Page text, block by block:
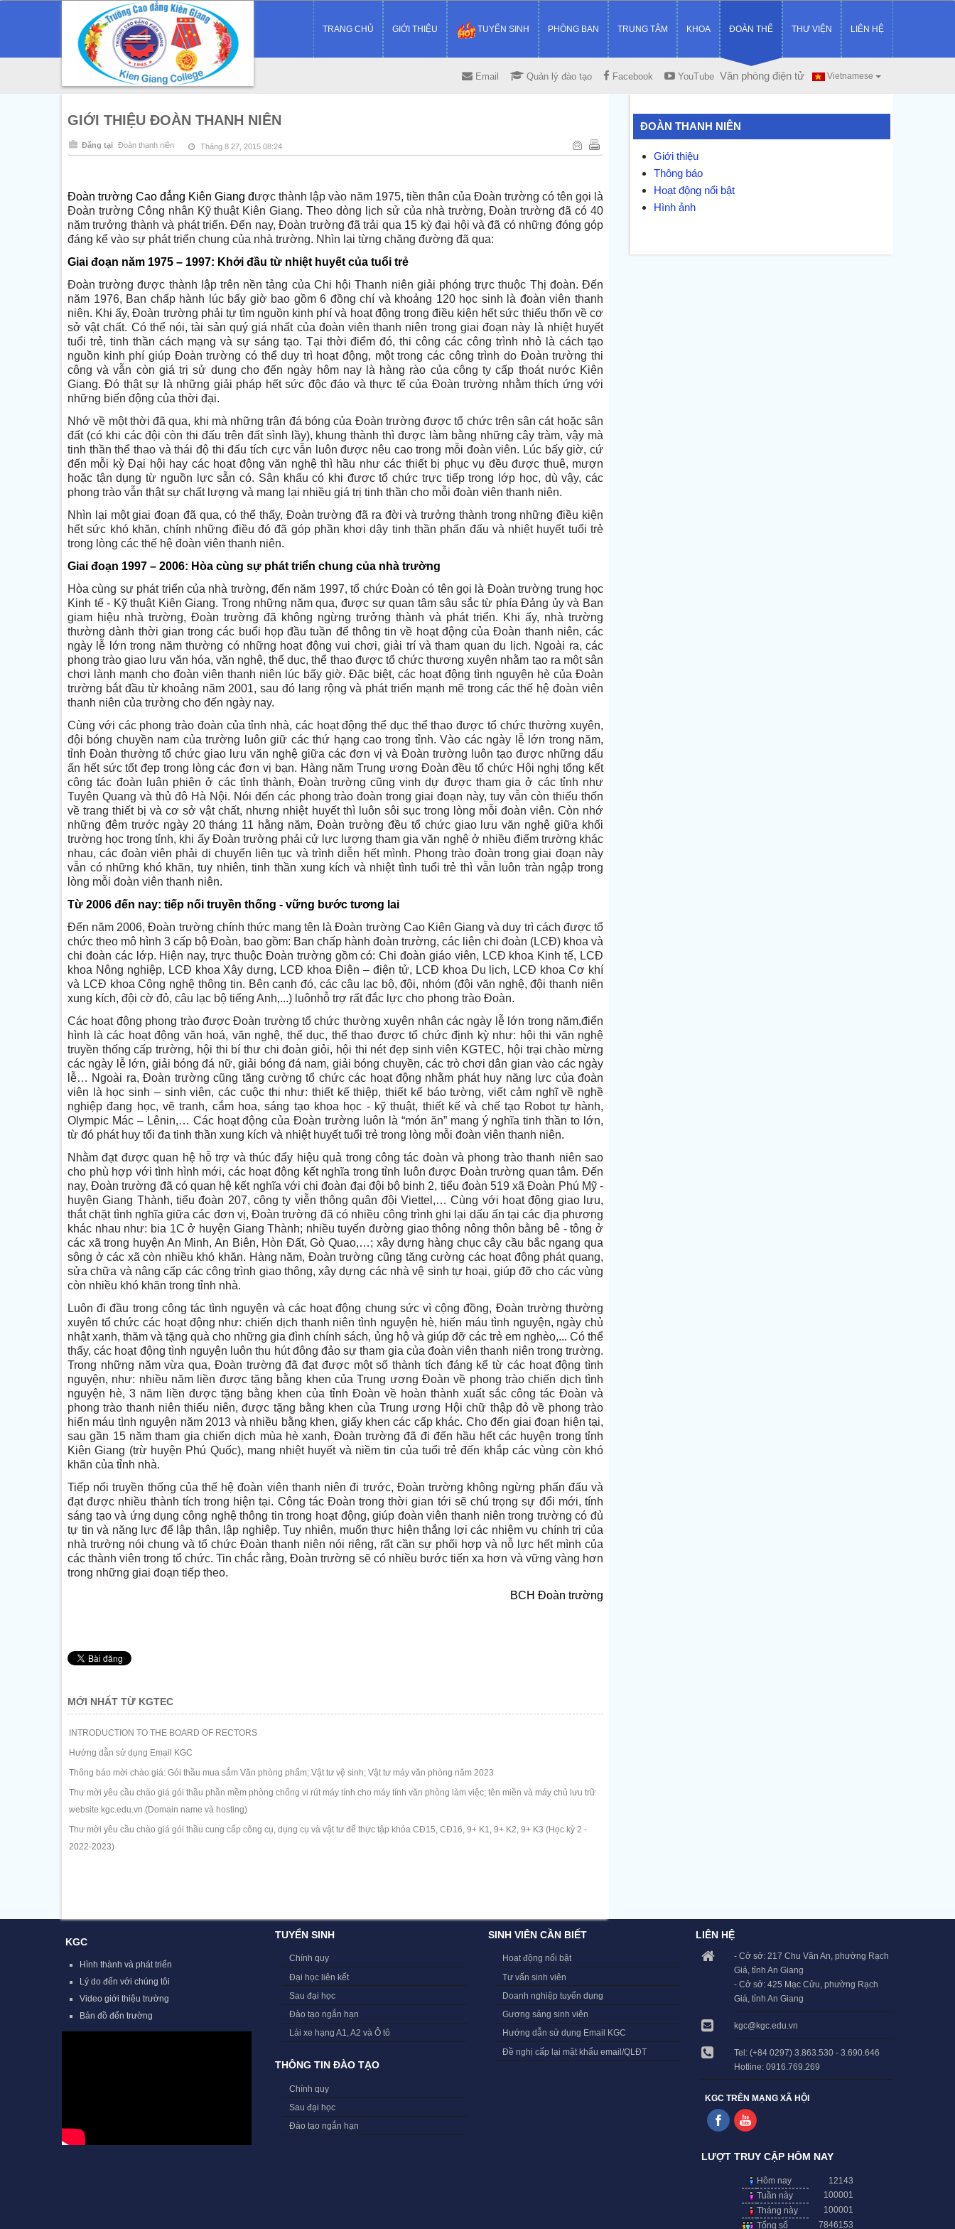
TRANG CHỦ GIỚI THIỆU TUYỂN SINH PHÒNG BAN TRUNG TÂM KHOA ĐOÀN THỂ THƯ VIỆN LIÊN HỆ
Vietnamese
Email Quản lý đào tạo Facebook YouTube Văn phòng điện tử
GIỚI THIỆU ĐOÀN THANH NIÊN
Đăng tại Đoàn thanh niên Tháng 8 27, 2015 08:24
Đoàn trường Cao đẳng Kiên Giang được thành lập vào năm 1975, tiền thân của Đoàn trường có tên gọi là
Đoàn trường Công nhân Kỹ thuật Kiên Giang. Theo dòng lịch sử của nhà trường, Đoàn trường đã có 40
năm trưởng thành và phát triển. Đến nay, Đoàn trường đã trải qua 15 kỳ đại hội và đã có những đóng góp
đáng kể vào sự phát triển chung của nhà trường. Nhìn lại từng chặng đường đã qua:
Giai đoạn năm 1975 – 1997: Khởi đầu từ nhiệt huyết của tuổi trẻ
Đoàn trường được thành lập trên nền tảng của Chi hội Thanh niên giải phóng trực thuộc Thị đoàn. Đến
năm 1976, Ban chấp hành lúc bấy giờ bao gồm 6 đồng chí và khoảng 120 học sinh là đoàn viên thanh
niên. Khi ấy, Đoàn trường phải tự tìm nguồn kinh phí và hoạt động trong điều kiện hết sức thiếu thốn về cơ
sở vật chất. Có thể nói, tài sản quý giá nhất của đoàn viên thanh niên trong giai đoạn này là nhiệt huyết
tuổi trẻ, tinh thần cách mạng và sự sáng tạo. Tại thời điểm đó, thi công các công trình nhỏ là cách tạo
nguồn kinh phí giúp Đoàn trường có thể duy trì hoạt động, một trong các công trình do Đoàn trường thi
công và vẫn còn giá trị sử dụng cho đến ngày hôm nay là hàng rào của công ty cấp thoát nước Kiên
Giang. Đó thật sự là những giải pháp hết sức độc đáo và thực tế của Đoàn trường nhằm thích ứng với
những biến động của thời đại.
Nhớ về một thời đã qua, khi mà những trận đá bóng của Đoàn trường được tổ chức trên sân cát hoặc sân
đất (có khi các đội còn thi đấu trên đất sình lầy), khung thành thì được làm bằng những cây tràm, vậy mà
tinh thần thể thao và thái độ thi đấu tích cực vẫn luôn được nêu cao trong mỗi đoàn viên. Lúc bấy giờ, cứ
đến mỗi kỳ Đại hội hay các hoạt động văn nghệ thì hầu như các thiết bị phục vụ đều được thuê, mượn
hoặc tận dụng từ nguồn lực sẵn có. Sân khấu có khi được tổ chức trực tiếp trong lớp học, dù vậy, các
phong trào vẫn thật sự chất lượng và mang lại nhiều giá trị tinh thần cho mỗi đoàn viên thanh niên.
Nhìn lại một giai đoạn đã qua, có thể thấy, Đoàn trường đã ra đời và trưởng thành trong những điều kiện
hết sức khó khăn, chính những điều đó đã góp phần khơi dậy tinh thần phấn đấu và nhiệt huyết tuổi trẻ
trong lòng các thế hệ đoàn viên thanh niên.
Giai đoạn 1997 – 2006: Hòa cùng sự phát triển chung của nhà trường
Hòa cùng sự phát triển của nhà trường, đến năm 1997, tổ chức Đoàn có tên gọi là Đoàn trường trung học
Kinh tế - Kỹ thuật Kiên Giang. Trong những năm qua, được sự quan tâm sâu sắc từ phía Đảng ủy và Ban
giam hiệu nhà trường, Đoàn trường đã không ngừng trưởng thành và phát triển. Khi ấy, nhà trường
thường dành thời gian trong các buổi họp đầu tuần để thông tin về hoạt động của Đoàn thanh niên, các
ngày lễ lớn trong năm thường có những hoạt động vui chơi, giải trí và tham quan du lịch. Ngoài ra, các
phong trào giao lưu văn hóa, văn nghệ, thể dục, thể thao được tổ chức thương xuyên nhằm tạo ra một sân
chơi lành mạnh cho đoàn viên thanh niên lúc bấy giờ. Đặc biệt, các hoạt động tình nguyện hè của Đoàn
trường bắt đầu từ khoảng năm 2001, sau đó lang rộng và phát triển mạnh mẽ trong các thế hệ đoàn viên
thanh niên của trường cho đến ngày nay.
Cùng với các phong trào đoàn của tỉnh nhà, các hoạt động thể dục thể thao được tổ chức thường xuyên,
đội bóng chuyền nam của trường luôn giữ các thứ hạng cao trong tỉnh. Vào các ngày lễ lớn trong năm,
tỉnh Đoàn thường tổ chức giao lưu văn nghệ giữa các đơn vị và Đoàn trường luôn tạo được những dấu
ấn hết sức tốt đẹp trong lòng các đơn vị bạn. Hàng năm Trung ương Đoàn đều tổ chức Hội nghị tổng kết
công tác đoàn luân phiên ở các tỉnh thành, Đoàn trường cũng vinh dự được tham gia ở các tỉnh như
Tuyên Quang và thủ đô Hà Nội. Nói đến các phong trào đoàn trong giai đoạn này, tuy vẫn còn thiếu thốn
về trang thiết bị và cơ sở vật chất, nhưng nhiệt huyết thì luôn sôi sục trong lòng mỗi đoàn viên. Còn nhớ
những đêm trước ngày 20 tháng 11 hằng năm, Đoàn trường đều tổ chức giao lưu văn nghệ giữa khối
trường học trong tỉnh, khi ấy Đoàn trường phải cử lực lượng tham gia văn nghệ ở nhiều điểm trường khác
nhau, các đoàn viên phải di chuyển liên tục và trình diễn hết mình. Phong trào đoàn trong giai đoạn này
vẫn có những khó khăn, tuy nhiên, tinh thần xung kích và nhiệt tình tuổi trẻ thì vẫn luôn tràn ngập trong
lòng mỗi đoàn viên thanh niên.
Từ 2006 đến nay: tiếp nối truyền thống - vững bước tương lai
Đến năm 2006, Đoàn trường chính thức mang tên là Đoàn trường Cao Kiên Giang và duy trì cách được tổ
chức theo mô hình 3 cấp bộ Đoàn, bao gồm: Ban chấp hành đoàn trường, các liên chi đoàn (LCĐ) khoa và
chi đoàn các lớp. Hiện nay, trực thuộc Đoàn trường gồm có: Chi đoàn giáo viên, LCĐ khoa Kinh tế, LCĐ
khoa Nông nghiệp, LCĐ khoa Xây dựng, LCĐ khoa Điện – điện tử, LCĐ khoa Du lịch, LCĐ khoa Cơ khí
và LCĐ khoa Công nghệ thông tin. Bên cạnh đó, các câu lạc bộ, đội, nhóm (đội văn nghệ, đội thanh niên
xung kích, đội cờ đỏ, câu lạc bộ tiếng Anh,...) luônhỗ trợ rất đắc lực cho phong trào Đoàn.
Các hoạt động phong trào được Đoàn trường tổ chức thường xuyên nhân các ngày lễ lớn trong năm,điển
hình là các hoạt động văn hoá, văn nghệ, thể dục, thể thao được tổ chức định kỳ như: hội thi văn nghệ
truyền thống cấp trường, hội thi bí thư chi đoàn giỏi, hội thi nét đẹp sinh viên KGTEC, hội trại chào mừng
các ngày lễ lớn, giải bóng đá nữ, giải bóng đá nam, giải bóng chuyền, các trò chơi dân gian vào các ngày
lễ… Ngoài ra, Đoàn trường cũng tăng cường tổ chức các hoạt động nhằm phát huy năng lực của đoàn
viên là học sinh – sinh viên, các cuộc thi như: thiết kế thiệp, thiết kế báo tường, viết cảm nghĩ về nghề
nghiệp đang học, vẽ tranh, cắm hoa, sáng tạo khoa học - kỹ thuật, thiết kế và chế tạo Robot tự hành,
Olympic Mác – Lênin,… Các hoạt động của Đoàn trường luôn là “món ăn” mang ý nghĩa tinh thần to lớn,
từ đó phát huy tối đa tinh thần xung kích và nhiệt huyết tuổi trẻ trong lòng mỗi đoàn viên thanh niên.
Nhằm đạt được quan hệ hỗ trợ và thúc đẩy hiệu quả trong công tác đoàn và phong trào thanh niên sao
cho phù hợp với tình hình mới, các hoạt động kết nghĩa trong tỉnh luôn được Đoàn trường quan tâm. Đến
nay, Đoàn trường đã có quan hệ kết nghĩa với chi đoàn đại đội bộ binh 2, tiểu đoàn 519 xã Đoàn Phú Mỹ -
huyện Giang Thành, tiểu đoàn 207, công ty viễn thông quân đội Viettel,… Cùng với hoạt động giao lưu,
thắt chặt tình nghĩa giữa các đơn vị, Đoàn trường đã có nhiều công trình ghi lại dấu ấn tại các địa phương
khác nhau như: bia 1C ở huyện Giang Thành; nhiều tuyến đường giao thông nông thôn bằng bê - tông ở
các xã trong huyện An Minh, An Biên, Hòn Đất, Gò Quao,…; xây dựng hàng chục cây cầu bắc ngang qua
sông ở các xã còn nhiều khó khăn. Hàng năm, Đoàn trường cũng tăng cường các hoạt động phát quang,
sửa chữa và nâng cấp các công trình giao thông, xây dựng các nhà vệ sinh tự hoại, giúp đỡ cho các vùng
còn nhiều khó khăn trong tỉnh nhà.
Luôn đi đầu trong công tác tình nguyện và các hoạt động chung sức vì cộng đồng, Đoàn trường thường
xuyên tổ chức các hoạt động như: chiến dịch thanh niên tình nguyện hè, hiến máu tình nguyện, ngày chủ
nhật xanh, thăm và tặng quà cho những gia đình chính sách, ủng hộ và giúp đỡ các trẻ em nghèo,... Có thể
thấy, các hoạt động tình nguyện luôn thu hút đông đảo sự tham gia của đoàn viên thanh niên trong trường.
Trong những năm vừa qua, Đoàn trường đã đạt được một số thành tích đáng kể từ các hoạt động tình
nguyện, như: nhiều năm liền được tặng bằng khen của Trung ương Đoàn về phong trào chiến dịch tình
nguyện hè, 3 năm liền được tặng bằng khen của tỉnh Đoàn về hoàn thành xuất sắc công tác Đoàn và
phong trào thanh niên thiếu niên, được tặng bằng khen của Trung ương Hội chữ thập đỏ về phong trào
hiến máu tình nguyện năm 2013 và nhiều bằng khen, giấy khen các cấp khác. Cho đến giai đoạn hiện tại,
sau gần 15 năm tham gia chiến dịch mùa hè xanh, Đoàn trường đã đi đến hầu hết các huyện trong tỉnh
Kiên Giang (trừ huyện Phú Quốc), mang nhiệt huyết và niềm tin của tuổi trẻ đến khắp các vùng còn khó
khăn của tỉnh nhà.
Tiếp nối truyền thống của thế hệ đoàn viên thanh niên đi trước, Đoàn trường không ngừng phấn đấu và
đạt được nhiều thành tích trong hiện tại. Công tác Đoàn trong thời gian tới sẽ chú trọng sự đổi mới, tính
sáng tạo và ứng dụng công nghệ thông tin trong hoạt động, giúp đoàn viên thanh niên trong trường có đủ
tự tin và năng lực để lập thân, lập nghiệp. Tuy nhiên, muốn thực hiện thắng lợi các nhiệm vụ chính trị của
nhà trường nói chung và tổ chức Đoàn thanh niên nói riêng, rất cần sự phối hợp và nỗ lực hết mình của
các thành viên trong tổ chức. Tin chắc rằng, Đoàn trường sẽ có nhiều bước tiến xa hơn và vững vàng hơn
trong những giai đoạn tiếp theo.
BCH Đoàn trường
MỚI NHẤT TỪ KGTEC
INTRODUCTION TO THE BOARD OF RECTORS
Hướng dẫn sử dụng Email KGC
Thông báo mời chào giá: Gói thầu mua sắm Văn phòng phẩm; Vật tư vệ sinh; Vật tư máy văn phòng năm 2023
Thư mời yêu cầu chào giá gói thầu phần mềm phòng chống vi rút máy tính cho máy tính văn phòng làm việc; tên miền và máy chủ lưu trữ
website kgc.edu.vn (Domain name và hosting)
Thư mời yêu cầu chào giá gói thầu cung cấp công cụ, dụng cụ và vật tư để thực tập khóa CĐ15, CĐ16, 9+ K1, 9+ K2, 9+ K3 (Học kỳ 2 -
2022-2023)
ĐOÀN THANH NIÊN
Giới thiệu
Thông báo
Hoạt động nổi bật
Hình ảnh
KGC
Hình thành và phát triển
Lý do đến với chúng tôi
Video giới thiệu trường
Bản đồ đến trường
TUYỂN SINH
Chính quy
Đại học liên kết
Sau đại học
Đào tạo ngắn hạn
Lái xe hạng A1, A2 và Ô tô
THÔNG TIN ĐÀO TẠO
Chính quy
Sau đại học
Đào tạo ngắn hạn
SINH VIÊN CẦN BIẾT
Hoạt động nổi bật
Tư vấn sinh viên
Doanh nghiệp tuyển dụng
Gương sáng sinh viên
Hướng dẫn sử dụng Email KGC
Đề nghị cấp lại mật khẩu email/QLĐT
LIÊN HỆ
- Cở sở: 217 Chu Văn An, phường Rạch
Giá, tỉnh An Giang
- Cở sở: 425 Mạc Cửu, phường Rạch
Giá, tỉnh An Giang
kgc@kgc.edu.vn
Tel: (+84 0297) 3.863.530 - 3.690.646
Hotline: 0916.769.269
KGC TRÊN MẠNG XÃ HỘI
LƯỢT TRUY CẬP HÔM NAY
Hôm nay
12143
Tuần này
100001
Tháng này
100001
Tổng số
7846153